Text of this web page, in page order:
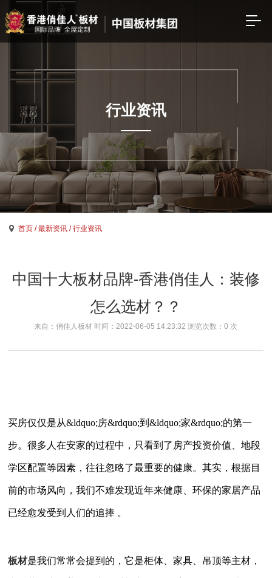
行业资讯
首页 / 最新资讯 / 行业资讯
中国十大板材品牌-香港俏佳人：装修
怎么选材？？
来自：俏佳人板材 时间：2022-06-05 14:23:32 浏览次数：0 次
买房仅仅是从&ldquo;房&rdquo;到&ldquo;家&rdquo;的第一
步。很多人在安家的过程中，只看到了房产投资价值、地段
学区配置等因素，往往忽略了最重要的健康。其实，根据目
前的市场风向，我们不难发现近年来健康、环保的家居产品
已经愈发受到人们的追捧 。
板材是我们常常会提到的，它是柜体、家具、吊顶等主材，